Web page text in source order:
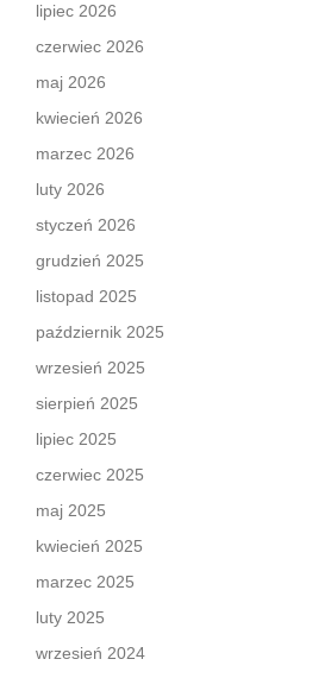
lipiec 2026
czerwiec 2026
maj 2026
kwiecień 2026
marzec 2026
luty 2026
styczeń 2026
grudzień 2025
listopad 2025
październik 2025
wrzesień 2025
sierpień 2025
lipiec 2025
czerwiec 2025
maj 2025
kwiecień 2025
marzec 2025
luty 2025
wrzesień 2024